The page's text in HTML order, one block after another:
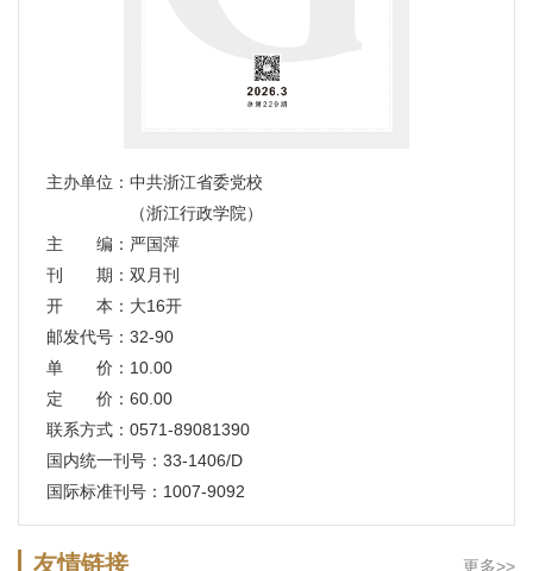
主办单位：中共浙江省委党校
（浙江行政学院）
主 编：严国萍
刊 期：双月刊
开 本：大16开
邮发代号：32-90
单 价：10.00
定 价：60.00
联系方式：0571-89081390
国内统一刊号：33-1406/D
国际标准刊号：1007-9092
友情链接 更多>>